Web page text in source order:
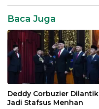
Baca Juga
Deddy Corbuzier Dilantik
Jadi Stafsus Menhan